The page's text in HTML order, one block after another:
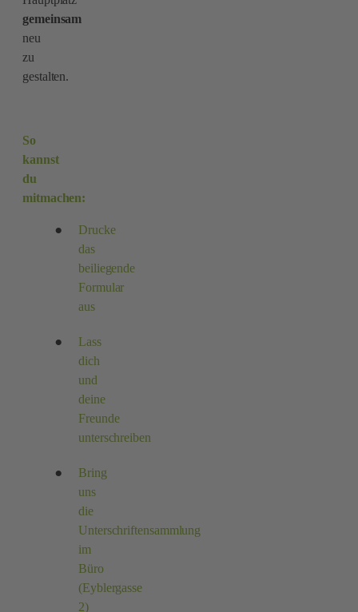
gemeinsam
neu
zu
gestalten.
So
kannst
du
mitmachen:
Drucke
das
beiliegende
Formular
aus
Lass
dich
und
deine
Freunde
unterschreiben
Bring
uns
die
Unterschriftensammlung
im
Büro
(Eyblergasse
2)